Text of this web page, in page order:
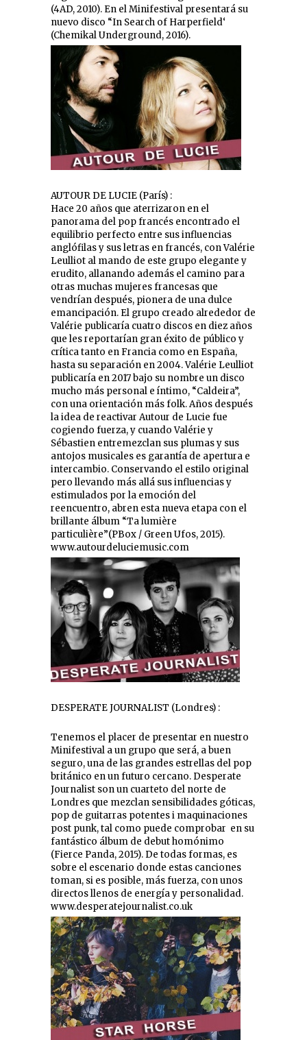
(4AD, 2010). En el Minifestival presentará su
nuevo disco “In Search of Harperfield‘
(Chemikal Underground, 2016).
AUTOUR DE LUCIE (París) :
Hace 20 años que aterrizaron en el
panorama del pop francés encontrado el
equilibrio perfecto entre sus influencias
anglófilas y sus letras en francés, con Valérie
Leulliot al mando de este grupo elegante y
erudito, allanando además el camino para
otras muchas mujeres francesas que
vendrían después, pionera de una dulce
emancipación. El grupo creado alrededor de
Valérie publicaría cuatro discos en diez años
que les reportarían gran éxito de público y
crítica tanto en Francia como en España,
hasta su separación en 2004. Valérie Leulliot
publicaría en 2017 bajo su nombre un disco
mucho más personal e íntimo, “Caldeira”,
con una orientación más folk. Años después
la idea de reactivar Autour de Lucie fue
cogiendo fuerza, y cuando Valérie y
Sébastien entremezclan sus plumas y sus
antojos musicales es garantía de apertura e
intercambio. Conservando el estilo original
pero llevando más allá sus influencias y
estimulados por la emoción del
reencuentro, abren esta nueva etapa con el
brillante álbum “Ta lumière
particulière”(PBox / Green Ufos, 2015).
www.autourdeluciemusic.com
DESPERATE JOURNALIST (Londres) :
Tenemos el placer de presentar en nuestro
Minifestival a un grupo que será, a buen
seguro, una de las grandes estrellas del pop
británico en un futuro cercano. Desperate
Journalist son un cuarteto del norte de
Londres que mezclan sensibilidades góticas,
pop de guitarras potentes i maquinaciones
post punk, tal como puede comprobar en su
fantástico álbum de debut homónimo
(Fierce Panda, 2015). De todas formas, es
sobre el escenario donde estas canciones
toman, si es posible, más fuerza, con unos
directos llenos de energía y personalidad.
www.desperatejournalist.co.uk